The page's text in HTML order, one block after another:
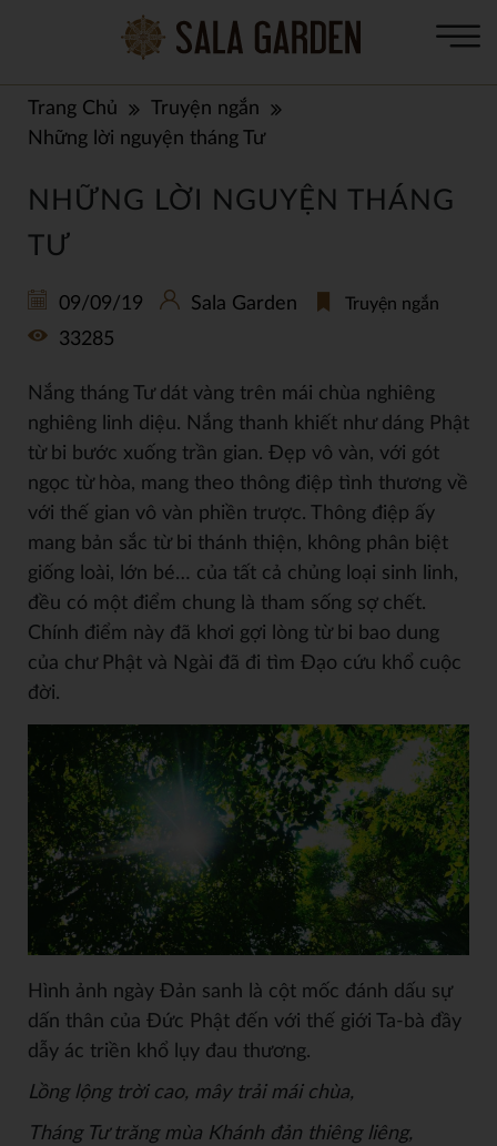
Trang Chủ
Truyện ngắn
Những lời nguyện tháng Tư
NHỮNG LỜI NGUYỆN THÁNG
TƯ
09/09/19 Sala Garden Truyện ngắn
33285
Nắng tháng Tư dát vàng trên mái chùa nghiêng
nghiêng linh diệu. Nắng thanh khiết như dáng Phật
từ bi bước xuống trần gian. Đẹp vô vàn, với gót
ngọc từ hòa, mang theo thông điệp tình thương về
với thế gian vô vàn phiền trược. Thông điệp ấy
mang bản sắc từ bi thánh thiện, không phân biệt
giống loài, lớn bé… của tất cả chủng loại sinh linh,
đều có một điểm chung là tham sống sợ chết.
Chính điểm này đã khơi gợi lòng từ bi bao dung
của chư Phật và Ngài đã đi tìm Đạo cứu khổ cuộc
đời.
Hình ảnh ngày Đản sanh là cột mốc đánh dấu sự
dấn thân của Đức Phật đến với thế giới Ta-bà đầy
dẫy ác triền khổ lụy đau thương.
Lồng lộng trời cao, mây trải mái chùa,
Tháng Tư trăng mùa Khánh đản thiêng liêng,